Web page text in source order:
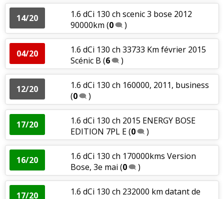
14/20
1.6 dCi 130 ch scenic 3 bose 2012
90000km (0 )
04/20
1.6 dCi 130 ch 33733 Km février 2015
Scénic B (6 )
12/20
1.6 dCi 130 ch 160000, 2011, business
(0 )
17/20
1.6 dCi 130 ch 2015 ENERGY BOSE
EDITION 7PL E(0 )
16/20
1.6 dCi 130 ch 170000kms Version
Bose, 3e mai (0 )
17/20
1.6 dCi 130 ch 232000 km datant de